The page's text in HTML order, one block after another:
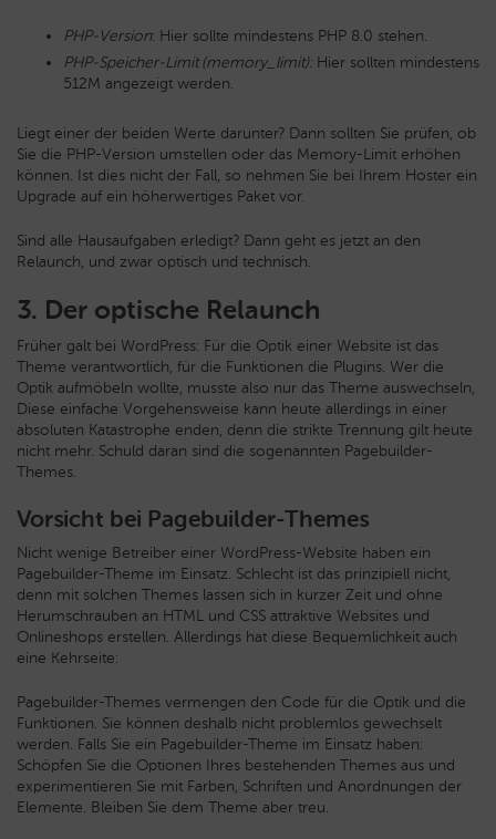
PHP-Version: Hier sollte mindestens PHP 8.0 stehen.
PHP-Speicher-Limit (memory_limit):Hier sollten mindestens
512M angezeigt werden.
Liegt einer der beiden Werte darunter? Dann sollten Sie prüfen, ob
Sie die PHP-Version umstellen oder das Memory-Limit erhöhen
können. Ist dies nicht der Fall, so nehmen Sie bei Ihrem Hoster ein
Upgrade auf ein höherwertiges Paket vor.
Sind alle Hausaufgaben erledigt? Dann geht es jetzt an den
Relaunch, und zwar optisch und technisch.
3. Der optische Relaunch
Früher galt bei WordPress: Für die Optik einer Website ist das
Theme verantwortlich, für die Funktionen die Plugins. Wer die
Optik aufmöbeln wollte, musste also nur das Theme auswechseln,
Diese einfache Vorgehensweise kann heute allerdings in einer
absoluten Katastrophe enden, denn die strikte Trennung gilt heute
nicht mehr. Schuld daran sind die sogenannten Pagebuilder-
Themes.
Vorsicht bei Pagebuilder-Themes
Nicht wenige Betreiber einer WordPress-Website haben ein
Pagebuilder-Theme im Einsatz. Schlecht ist das prinzipiell nicht,
denn mit solchen Themes lassen sich in kurzer Zeit und ohne
Herumschrauben an HTML und CSS attraktive Websites und
Onlineshops erstellen. Allerdings hat diese Bequemlichkeit auch
eine Kehrseite:
Pagebuilder-Themes vermengen den Code für die Optik und die
Funktionen. Sie können deshalb nicht problemlos gewechselt
werden. Falls Sie ein Pagebuilder-Theme im Einsatz haben:
Schöpfen Sie die Optionen Ihres bestehenden Themes aus und
experimentieren Sie mit Farben, Schriften und Anordnungen der
Elemente. Bleiben Sie dem Theme aber treu.